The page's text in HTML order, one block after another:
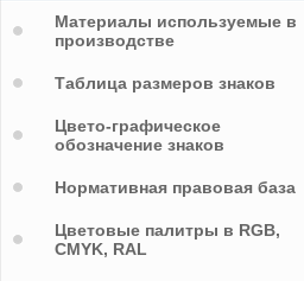
Материалы используемые в
производстве
Таблица размеров знаков
Цвето-графическое
обозначение знаков
Нормативная правовая база
Цветовые палитры в RGB,
CMYK, RAL